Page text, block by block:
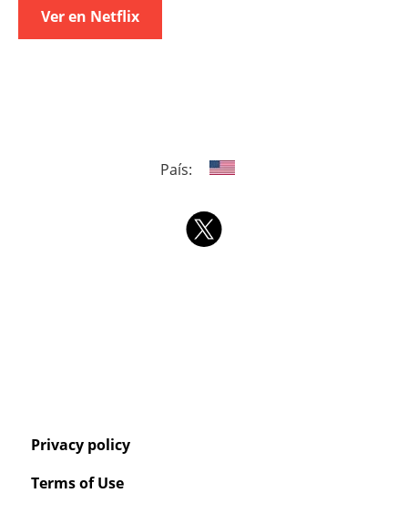
Ver en Netflix
País:
Privacy policy
Terms of Use